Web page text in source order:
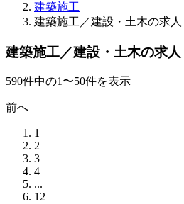
建築施工
建築施工／建設・土木の求人
建築施工／建設・土木の求
590件中の1〜50件を表示
前へ
1
2
3
4
...
12